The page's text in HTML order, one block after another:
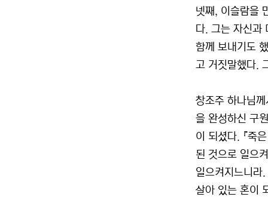
넷째, 이슬람을
다. 그는 자신과
함께 보내기도
고 거짓말했다.
창조주 하나님
을 완성하신 구
이 되셨다. 『죽
된 것으로 일으
일으켜지느니라
살아 있는 혼이